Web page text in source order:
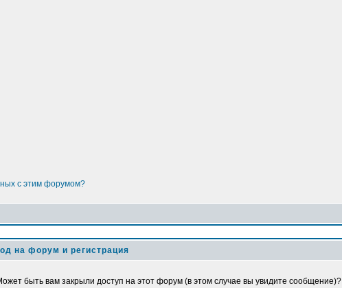
с этим форумом?
на форум и регистрация
быть вам закрыли доступ на этот форум (в этом случае вы увидите